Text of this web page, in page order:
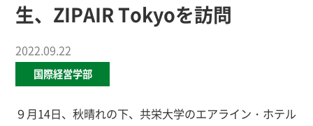
生、ZIPAIR Tokyoを訪問
2022.09.22
国際経営学部
９月14日、秋晴れの下、共栄大学のエアライン・ホテル